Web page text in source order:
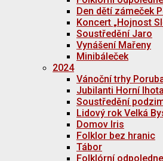
Den dětí zámeček
Koncert „Hojnost
Soustředění Jaro
Vynášení Mařeny
Minibáleček
2024
Vánoční trhy
Jubilanti Horní lhota
Soustředění
Lidový rok Velká
Domov Iris
Folklor bez hranic
Tábor
Folklórní